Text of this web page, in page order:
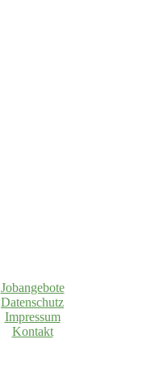
Jobangebote
Datenschutz
Impressum
Kontakt